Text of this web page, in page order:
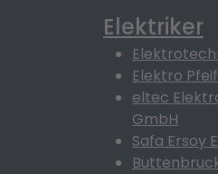
Elektriker
Elektro
eltec
GmbH
Safa Ersoy